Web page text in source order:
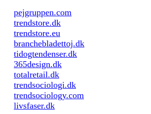
pejgruppen.com
trendstore.dk
trendstore.eu
branchebladettoj.dk
tidogtendenser.dk
365design.dk
totalretail.dk
trendsociologi.dk
trendsociology.com
livsfaser.dk